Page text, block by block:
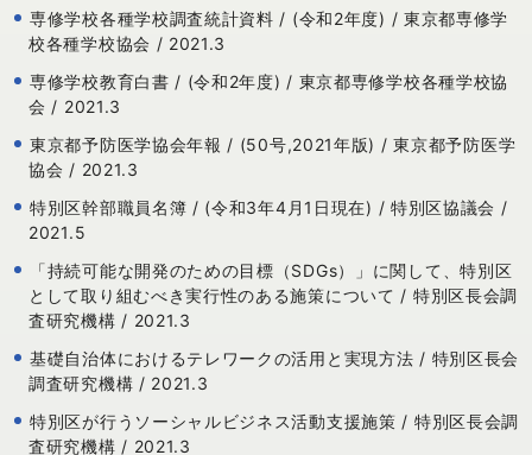
専修学校各種学校調査統計資料 / (令和2年度) / 東京都専修学
校各種学校協会 / 2021.3
専修学校教育白書 / (令和2年度) / 東京都専修学校各種学校協
会 / 2021.3
東京都予防医学協会年報 / (50号,2021年版) / 東京都予防医学
協会 / 2021.3
特別区幹部職員名簿 / (令和3年4月1日現在) / 特別区協議会 /
2021.5
「持続可能な開発のための目標（SDGs）」に関して、特別区
として取り組むべき実行性のある施策について / 特別区長会調
査研究機構 / 2021.3
基礎自治体におけるテレワークの活用と実現方法 / 特別区長会
調査研究機構 / 2021.3
特別区が行うソーシャルビジネス活動支援施策 / 特別区長会調
査研究機構 / 2021.3